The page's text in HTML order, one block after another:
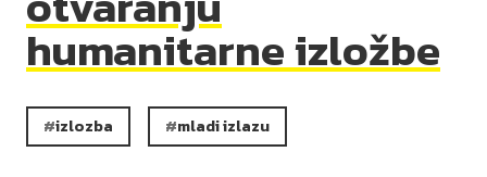
humanitarne izložbe
izlozba mladi izlazu